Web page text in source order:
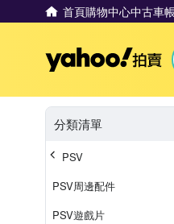
首頁購物中心中古車
分類清單
PSV
PSV周邊配件
PSV遊戲片